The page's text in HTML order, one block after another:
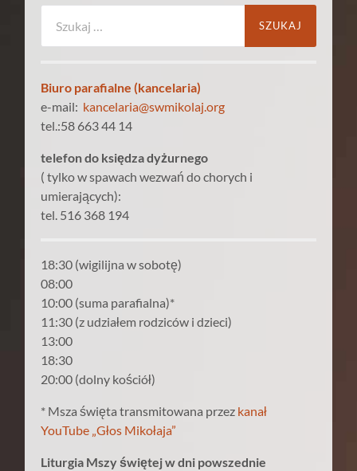
Biuro parafialne (kancelaria)
e-mail: kancelaria@swmikolaj.org
tel.:58 663 44 14
telefon do księdza dyżurnego
( tylko w spawach wezwań do chorych i
umierających):
tel. 516 368 194
18:30 (wigilijna w sobotę)
08:00
10:00 (suma parafialna)*
11:30 (z udziałem rodziców i dzieci)
13:00
18:30
20:00 (dolny kościół)
* Msza święta transmitowana przez kanał
YouTube „Głos Mikołaja”
Liturgia Mszy świętej w dni powszednie